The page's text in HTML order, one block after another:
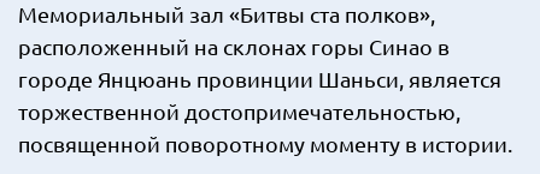
Мемориальный зал «Битвы ста полков»,
расположенный на склонах горы Синао в
городе Янцюань провинции Шаньси, является
торжественной достопримечательностью,
посвященной поворотному моменту в истории.